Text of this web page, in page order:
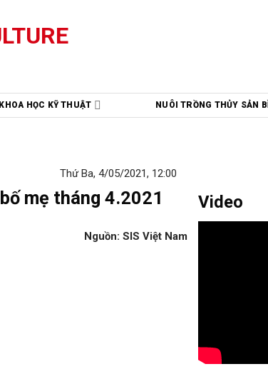
KHOA HỌC KỸ THUẬT NUÔI TRỒNG THỦY SẢN
Thứ Ba, 4/05/2021, 12:00
mẹ tháng 4.2021
Nguồn: SIS Việt Nam
Video